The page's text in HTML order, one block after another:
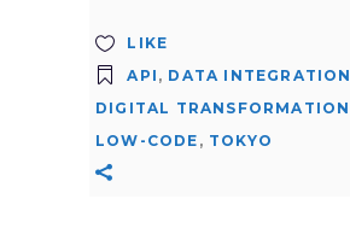
LIKE
API , DATA INTEGRATION
DIGITAL TRANSFORMATION
LOW-CODE , TOKYO